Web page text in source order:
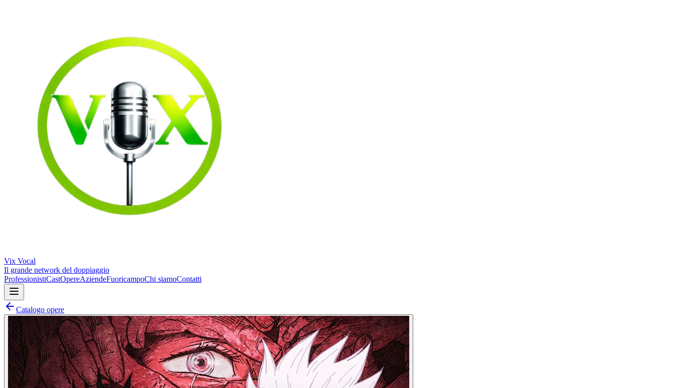
Vix Vocal
Il grande network del doppiaggio
ProfessionistiCastOpereAziendeFuoricampoChi siamoContatti
Catalogo opere